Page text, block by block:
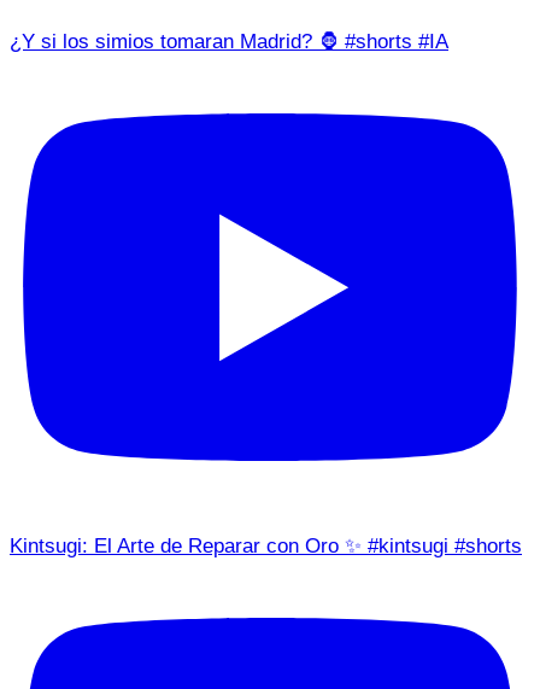
¿Y si los simios tomaran Madrid? 🦍 #shorts #IA
Kintsugi: El Arte de Reparar con Oro ✨ #kintsugi #shorts